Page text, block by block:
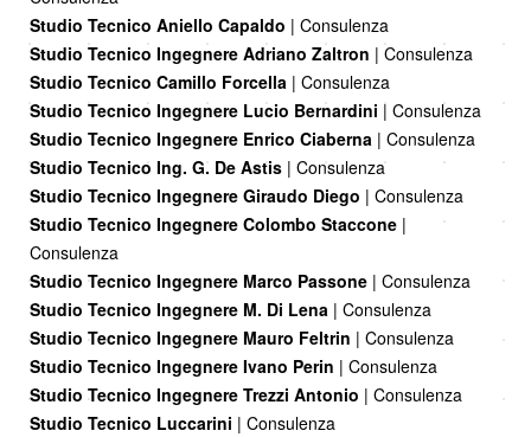
Studio Tecnico Aniello Capaldo | Consulenza
Studio Tecnico Ingegnere Adriano Zaltron | Consulenza
Studio Tecnico Camillo Forcella | Consulenza
Studio Tecnico Ingegnere Lucio Bernardini | Consulenza
Studio Tecnico Ingegnere Enrico Ciaberna | Consulenza
Studio Tecnico Ing. G. De Astis | Consulenza
Studio Tecnico Ingegnere Giraudo Diego | Consulenza
Studio Tecnico Ingegnere Colombo Staccone |
Consulenza
Studio Tecnico Ingegnere Marco Passone | Consulenza
Studio Tecnico Ingegnere M. Di Lena | Consulenza
Studio Tecnico Ingegnere Mauro Feltrin | Consulenza
Studio Tecnico Ingegnere Ivano Perin | Consulenza
Studio Tecnico Ingegnere Trezzi Antonio | Consulenza
Studio Tecnico Luccarini | Consulenza